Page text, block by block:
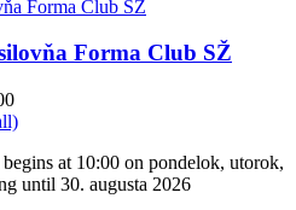
Forma Club SŽ
at 10:00 on pondelok, utorok,
until 30. augusta 2026